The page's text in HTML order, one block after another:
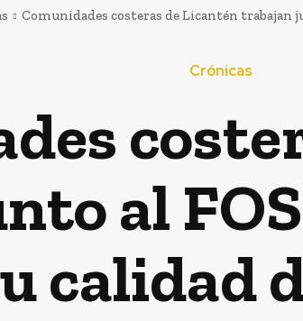
Comunidades costeras de Licantén trabajan
Crónicas
al
calidad